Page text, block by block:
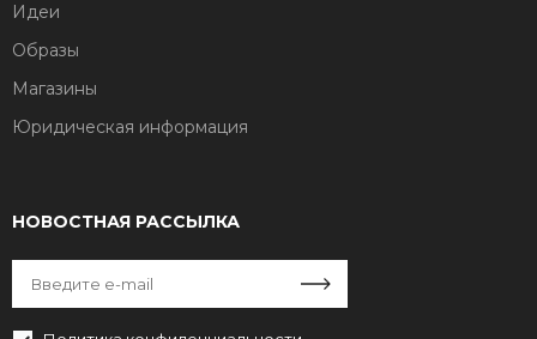
Идеи
Образы
Магазины
Юридическая информация
НОВОСТНАЯ РАССЫЛКА